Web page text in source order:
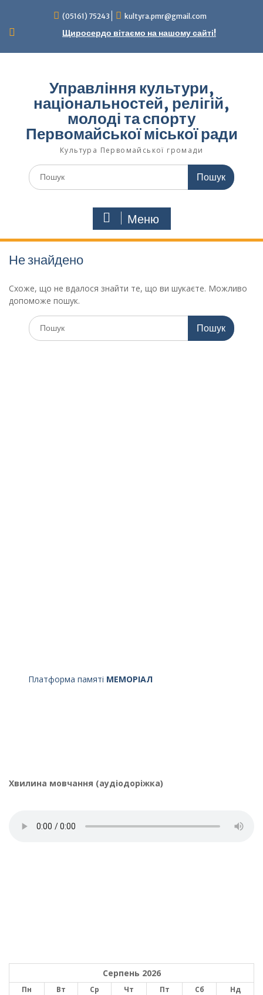
вмісту
(05161) 75243 kultyra.pmr@gmail.com
Щиросердо вітаємо на нашому сайті!
Управління культури,
національностей, релігій,
молоді та спорту
Первомайської міської ради
Культура Первомайcької громади
Шукати:
Меню
Не знайдено
Схоже, що не вдалося знайти те, що ви шукаєте. Можливо
допоможе пошук.
Шукати:
Платформа памяті МЕМОРІАЛ
Хвилина мовчання (аудіодоріжка)
Серпень 2026
Пн Вт Ср Чт Пт Сб
Нд